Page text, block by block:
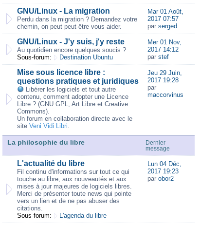
GNU/Linux - La migration
Perdu dans la migration ? Demandez votre
chemin, on peut peut-être vous aider.
Mar 01 Août,
2017 07:57
par serged
GNU/Linux - J'y suis, j'y reste
Au quotidien encore quelques soucis ?
Sous-forum:
Destination Ubuntu
Mer 01 Nov,
2017 14:12
par stef
Mise sous licence libre :
questions pratiques et juridiques
Libérer les logiciels et tout autre
contenu, comment adopter une Licence
Libre ? (GNU GPL, Art Libre et Creative
Commons).
Un forum en collaboration directe avec le
site Veni Vidi Libri.
Jeu 29 Juin,
2017 19:28
par
maccorvinus
La philosophie du libre
Dernier
message
L'actualité du libre
Fil continu d'informations sur tout ce qui
touche au libre, aux nouveautés et aux
mises à jour majeures de logiciels libres.
Merci de présenter toute news qui pointe
vers un lien et de ne pas abuser des
citations.
Sous-forum:
L'agenda du libre
Lun 04 Déc,
2017 19:23
par obor2